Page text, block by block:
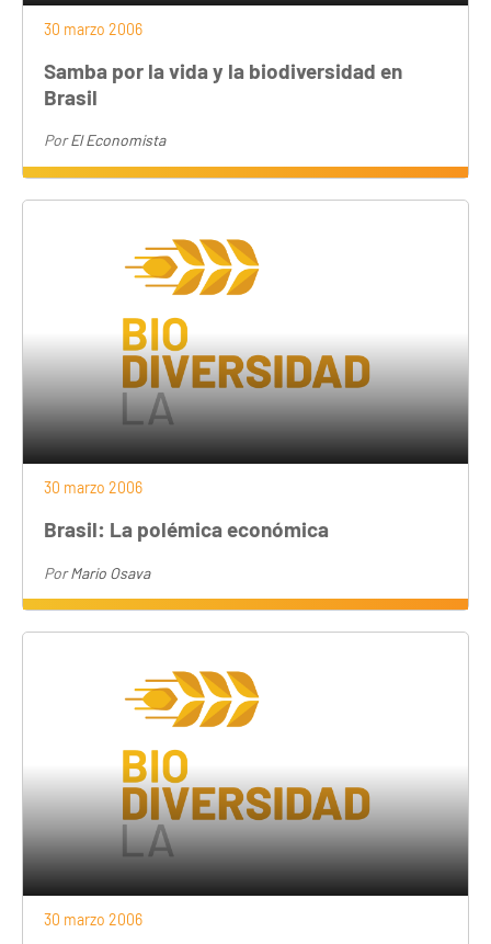
30 marzo 2006
Samba por la vida y la biodiversidad en
Brasil
PorEl Economista
30 marzo 2006
Brasil: La polémica económica
PorMario Osava
30 marzo 2006